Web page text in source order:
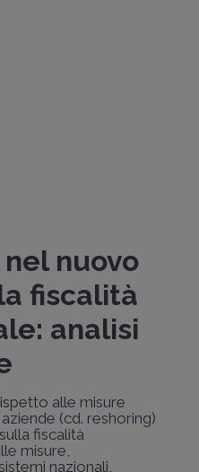
nuovo
fiscalità
analisi
alle misure
(cd. reshoring)
fiscalità
misure,
nazionali,